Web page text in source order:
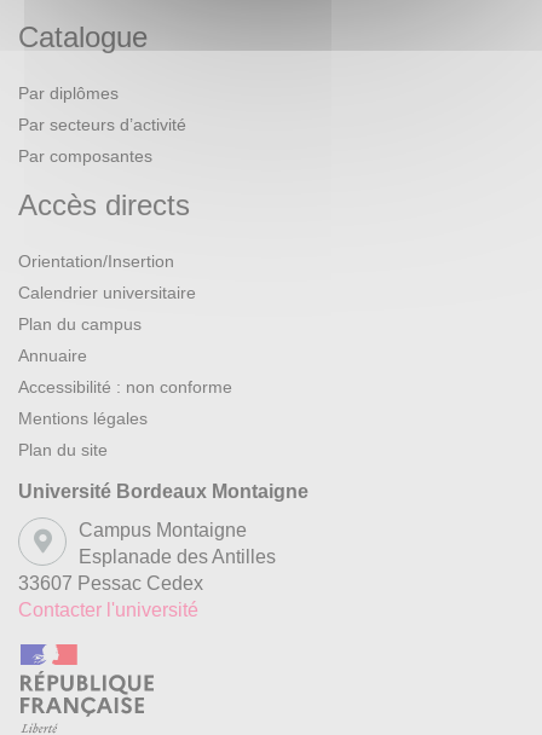
Catalogue
Par diplômes
Par secteurs d’activité
Par composantes
Accès directs
Orientation/Insertion
Calendrier universitaire
Plan du campus
Annuaire
Accessibilité : non conforme
Mentions légales
Plan du site
Université Bordeaux Montaigne
Campus Montaigne
Esplanade des Antilles
33607 Pessac Cedex
Contacter l'université